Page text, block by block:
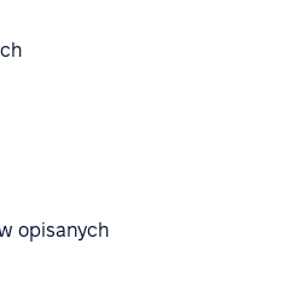
opisanych